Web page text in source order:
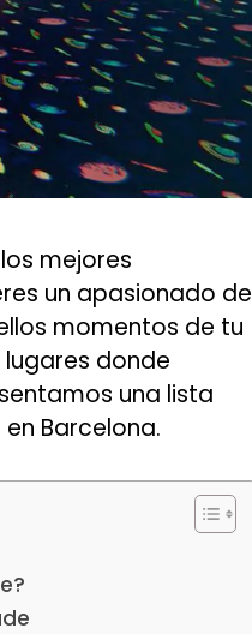
mejores
un apasionado de
momentos de tu
donde
una lista
Barcelona.